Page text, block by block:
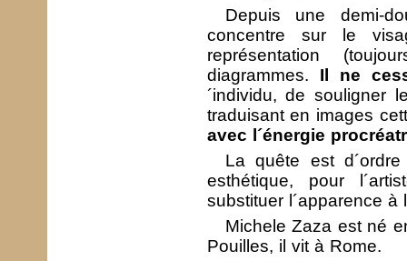
Depuis une demi-
concentre sur le
représentation
diagrammes. Il ne
´individu, de souligner
traduisant en images
avec l´énergie
La quête est
esthétique, pour
substituer l´apparence à
Michele Zaza est né
Pouilles, il vit à Rome.